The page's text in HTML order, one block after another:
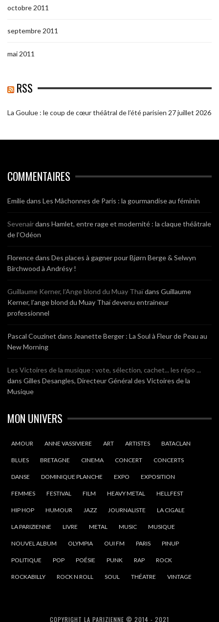
octobre 2011
septembre 2011
mai 2011
RSS
La Goulue : le coup de cœur théâtral de l’été parisien 27 juillet 2026
COMMENTAIRES
Emiliedans Les Mâchonnes de Paris : la gourmandise au féminin
Sevenairdans Hamlet, entre rage et modernité : la claque théâtrale
de l’Odéon
Florencedans Des places à gagner pour Bjørn Berge & Selwyn
Birchwood à Andrésy !
Guillaume Kerner, l’Ange blond du Muay Thaïdans Guillaume
Kerner, l’ange blond du Muay Thaï devenu entraineur
professionnel
Pascal Couzinet dans Jeanette Berger : La Soul à Fleur de Peau au
New Morning
Les Victoires de la musique : vote, sélection, cachet... les répo ...
dans Gilles Desangles, Directeur Général des Victoires de la
Musique
MON UNIVERS
AMOUR ANNE VASSIVIERE ART ARTISTES BATACLAN
BLUES BRETAGNE CINEMA CONCERT CONCERTS
DANSE DOMINIQUE PLANCHE EXPO EXPOSITION
FEMMES FESTIVAL FILM HEAVY METAL HELLFEST
HIP HOP HUMOUR JAZZ JOURNALISTE LA CIGALE
LA PARIZIENNE LIVRE METAL MUSIC MUSIQUE
NOUVEL ALBUM OLYMPIA OUI FM PARIS PINUP
POLITIQUE POP POÉSIE PUNK RAP ROCK
ROCKABILLY ROCK N ROLL SOUL THÉATRE VINTAGE
COPYRIGHT LA PARIZIENNE © 2014 - 2021